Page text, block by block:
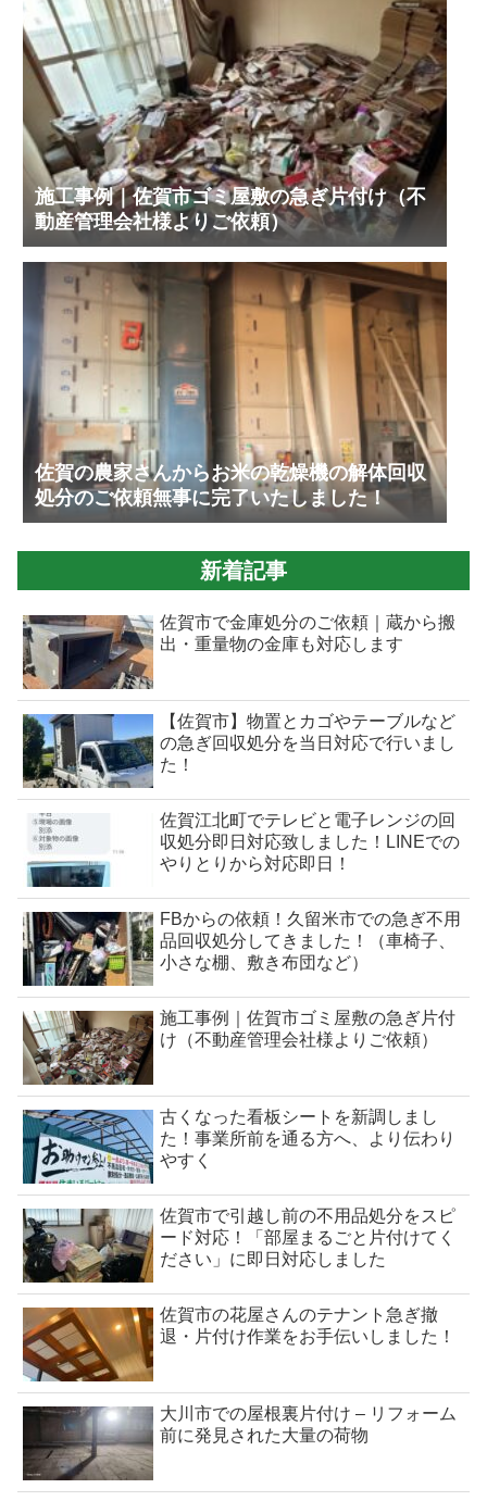
施工事例｜佐賀市ゴミ屋敷の急ぎ片付け（不
動産管理会社様よりご依頼）
佐賀の農家さんからお米の乾燥機の解体回収
処分のご依頼無事に完了いたしました！
新着記事
佐賀市で金庫処分のご依頼｜蔵から搬
出・重量物の金庫も対応します
【佐賀市】物置とカゴやテーブルなど
の急ぎ回収処分を当日対応で行いまし
た！
佐賀江北町でテレビと電子レンジの回
収処分即日対応致しました！LINEでの
やりとりから対応即日！
FBからの依頼！久留米市での急ぎ不用
品回収処分してきました！（車椅子、
小さな棚、敷き布団など）
施工事例｜佐賀市ゴミ屋敷の急ぎ片付
け（不動産管理会社様よりご依頼）
古くなった看板シートを新調しまし
た！事業所前を通る方へ、より伝わり
やすく
佐賀市で引越し前の不用品処分をスピ
ード対応！「部屋まるごと片付けてく
ださい」に即日対応しました
佐賀市の花屋さんのテナント急ぎ撤
退・片付け作業をお手伝いしました！
大川市での屋根裏片付け – リフォーム
前に発見された大量の荷物